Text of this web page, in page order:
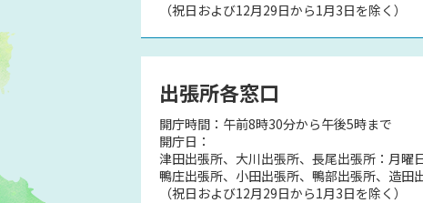
（祝日および12月29日から1月3日を除く）
出張所各窓口
開庁時間：午前8時30分から午後5時まで
開庁日：
津田出張所、大川出張所、長尾出張所：月曜
鴨庄出張所、小田出張所、鴨部出張所、造田
（祝日および12月29日から1月3日を除く）